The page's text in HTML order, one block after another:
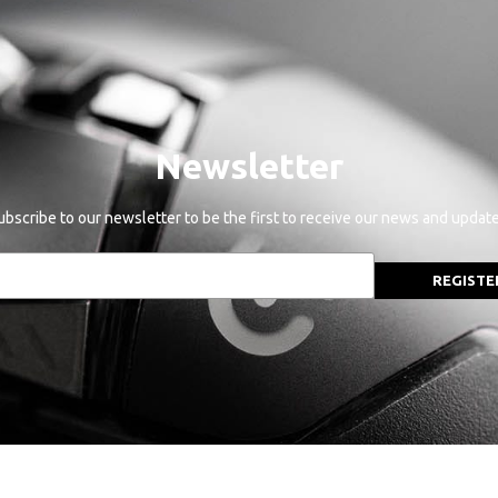
Newsletter
to our newsletter to be the first to receive our news and